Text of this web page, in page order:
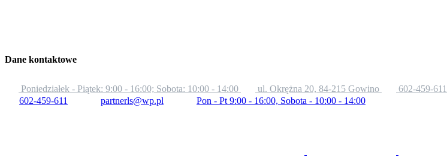
Dane kontaktowe
Poniedziałek - Piątek: 9:00 - 16:00; Sobota: 10:00 - 14:00 ul. Okrężna 20, 84-215 Gowino 602-459-611
602-459-611
partnerls@wp.pl Pon - Pt 9:00 - 16:00, Sobota - 10:00 - 14:00